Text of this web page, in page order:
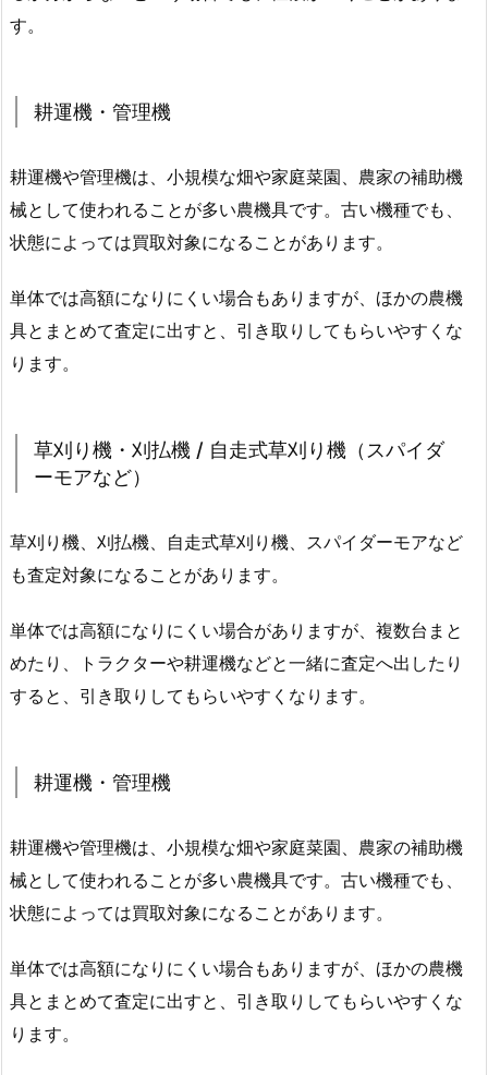
す。
耕運機・管理機
耕運機や管理機は、小規模な畑や家庭菜園、農家の補助機
械として使われることが多い農機具です。古い機種でも、
状態によっては買取対象になることがあります。
単体では高額になりにくい場合もありますが、ほかの農機
具とまとめて査定に出すと、引き取りしてもらいやすくな
ります。
草刈り機・刈払機 / 自走式草刈り機（スパイダ
ーモアなど）
草刈り機、刈払機、自走式草刈り機、スパイダーモアなど
も査定対象になることがあります。
単体では高額になりにくい場合がありますが、複数台まと
めたり、トラクターや耕運機などと一緒に査定へ出したり
すると、引き取りしてもらいやすくなります。
耕運機・管理機
耕運機や管理機は、小規模な畑や家庭菜園、農家の補助機
械として使われることが多い農機具です。古い機種でも、
状態によっては買取対象になることがあります。
単体では高額になりにくい場合もありますが、ほかの農機
具とまとめて査定に出すと、引き取りしてもらいやすくな
ります。